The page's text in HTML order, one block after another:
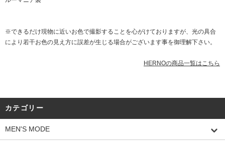
※できるだけ現物に近いお色で撮影することを心がけておりますが、光の具合
により若干お色の見え方に誤差が生じる場合がございます事を御理解下さい。
HERNOの商品一覧はこちら
カテゴリー
MEN'S MODE